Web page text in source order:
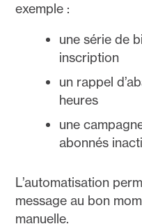
exemple :
une série de
inscription
un rappel
heures
une
abonnés
L’automatisation
message au bon
manuelle.